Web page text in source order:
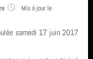
Mis à jour le
samedi 17 juin 2017